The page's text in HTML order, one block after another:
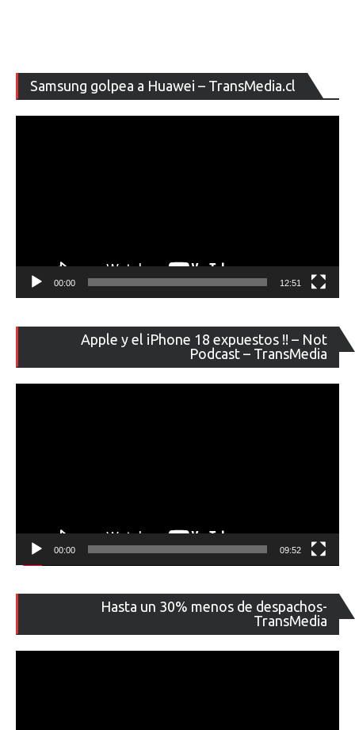
Samsung golpea a Huawei – TransMedia.cl
de
00:00 12:51
Apple y el iPhone 18 expuestos !! – Not
Podcast – TransMedia
de
00:00 09:52
Hasta un 30% menos de despachos-
TransMedia
de